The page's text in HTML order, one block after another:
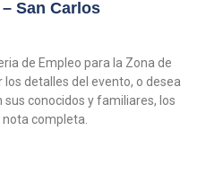
San Carlos
de Empleo para la Zona de
los detalles del evento, o desea
conocidos y familiares, los
completa.